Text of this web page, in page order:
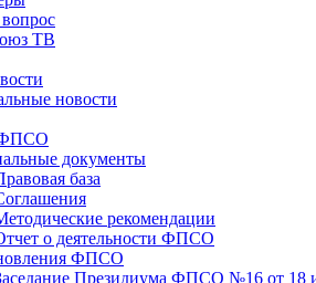
вопрос
ТВ
новости
ФПСО
документы
база
рекомендации
о деятельности ФПСО
ФПСО
Президиума ФПСО №16 от 18